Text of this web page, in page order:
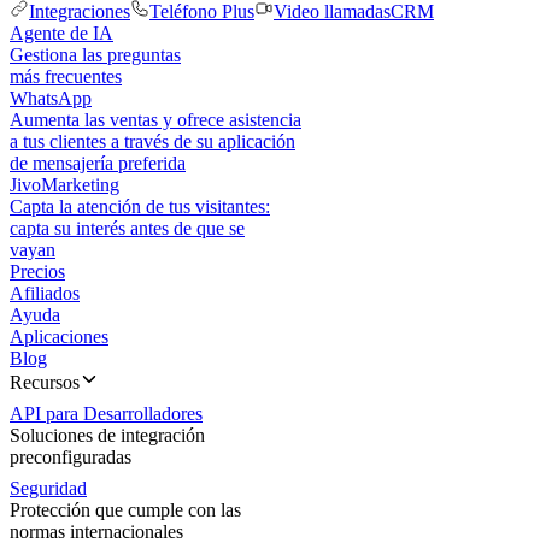
Integraciones
Teléfono Plus Video llamadasCRM
Agente de IA
Gestiona las preguntas
más frecuentes
WhatsApp
Aumenta las ventas y ofrece asistencia
a tus clientes a través de su aplicación
de mensajería preferida
JivoMarketing
Capta la atención de tus visitantes:
capta su interés antes de que se
vayan
Precios
Afiliados
Ayuda
Aplicaciones
Blog
Recursos
API para Desarrolladores
Soluciones de integración
preconfiguradas
Seguridad
Protección que cumple con las
normas internacionales